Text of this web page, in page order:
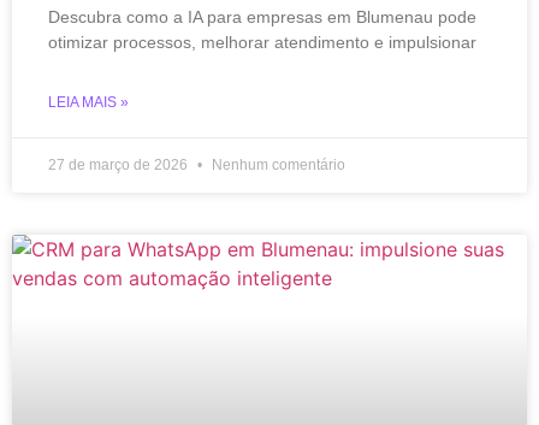
Descubra como a IA para empresas em Blumenau pode
otimizar processos, melhorar atendimento e impulsionar
LEIA MAIS »
27 de março de 2026 Nenhum comentário